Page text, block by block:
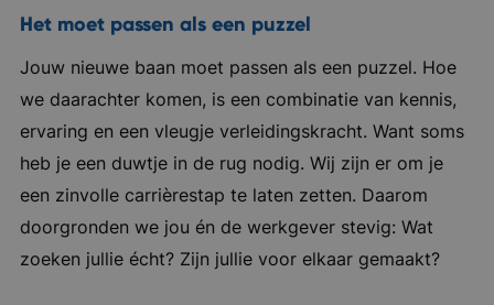
Het moet passen als een puzzel
Jouw nieuwe baan moet passen als een puzzel. Hoe
we daarachter komen, is een combinatie van kennis,
ervaring en een vleugje verleidingskracht. Want soms
heb je een duwtje in de rug nodig. Wij zijn er om je
een zinvolle carrièrestap te laten zetten. Daarom
doorgronden we jou én de werkgever stevig: Wat
zoeken jullie écht? Zijn jullie voor elkaar gemaakt?